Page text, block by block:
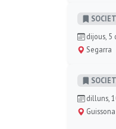
dijous, 5
Segarra
dilluns,
Guissona